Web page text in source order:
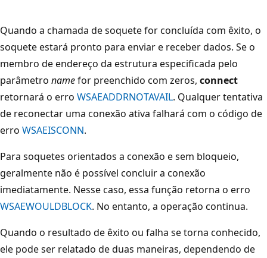
Quando a chamada de soquete for concluída com êxito, o
soquete estará pronto para enviar e receber dados. Se o
membro de endereço da estrutura especificada pelo
parâmetro namefor preenchido com zeros, connect
retornará o erro WSAEADDRNOTAVAIL. Qualquer tentativa
de reconectar uma conexão ativa falhará com o código de
erro WSAEISCONN.
Para soquetes orientados a conexão e sem bloqueio,
geralmente não é possível concluir a conexão
imediatamente. Nesse caso, essa função retorna o erro
WSAEWOULDBLOCK. No entanto, a operação continua.
Quando o resultado de êxito ou falha se torna conhecido,
ele pode ser relatado de duas maneiras, dependendo de